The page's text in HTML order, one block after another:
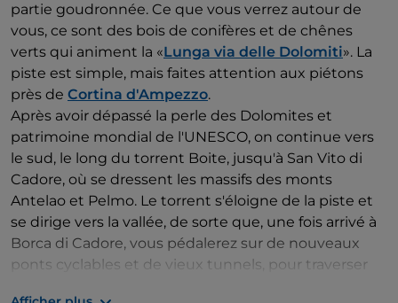
partie goudronnée. Ce que vous verrez autour de
vous, ce sont des bois de conifères et de chênes
verts qui animent la «Lunga via delle Dolomiti». La
piste est simple, mais faites attention aux piétons
près de Cortina d'Ampezzo.
Après avoir dépassé la perle des Dolomites et
patrimoine mondial de l'UNESCO, on continue vers
le sud, le long du torrent Boite, jusqu'à San Vito di
Cadore, où se dressent les massifs des monts
Antelao et Pelmo. Le torrent s'éloigne de la piste et
se dirige vers la vallée, de sorte que, une fois arrivé à
Borca di Cadore, vous pédalerez sur de nouveaux
ponts cyclables et de vieux tunnels, pour traverser